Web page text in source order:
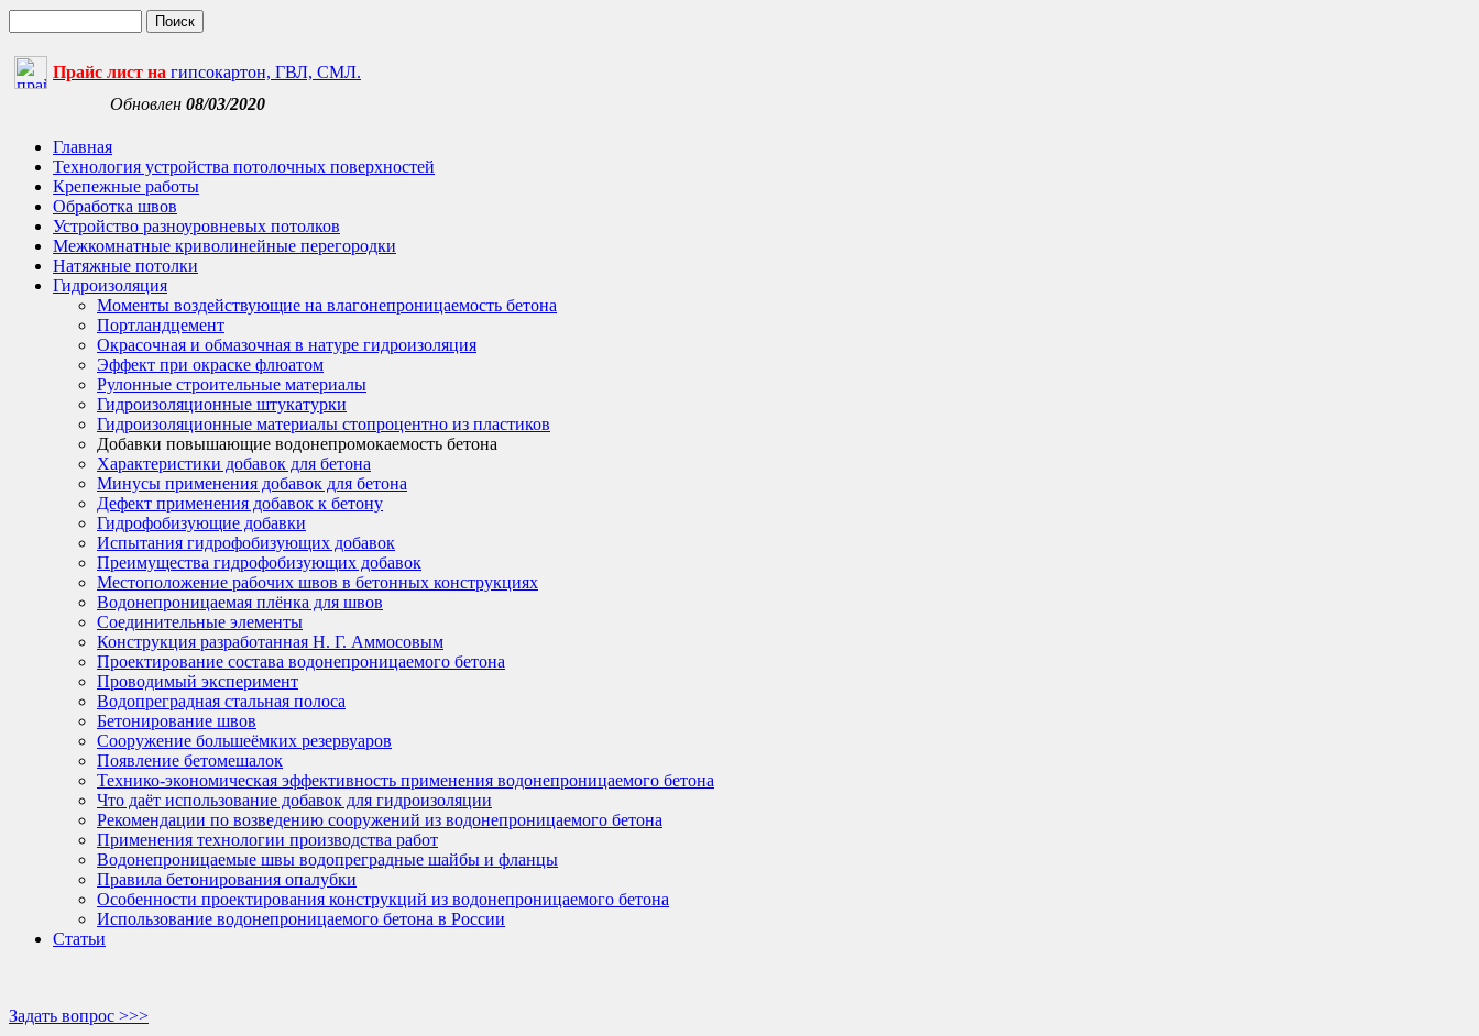
Прайс лист на гипсокартон, ГВЛ, СМЛ.
Обновлен 08/03/2020
Главная
Технология устройства потолочных поверхностей
Крепежные работы
Обработка швов
Устройство разноуровневых потолков
Межкомнатные криволинейные перегородки
Натяжные потолки
Гидроизоляция
Моменты воздействующие на влагонепроницаемость бетона
Портландцемент
Окрасочная и обмазочная в натуре гидроизоляция
Эффект при окраске флюатом
Рулонные строительные материалы
Гидроизоляционные штукатурки
Гидроизоляционные материалы стопроцентно из пластиков
Добавки повышающие водонепромокаемость бетона
Характеристики добавок для бетона
Минусы применения добавок для бетона
Дефект применения добавок к бетону
Гидрофобизующие добавки
Испытания гидрофобизующих добавок
Преимущества гидрофобизующих добавок
Местоположение рабочих швов в бетонных конструкциях
Водонепроницаемая плёнка для швов
Соединительные элементы
Конструкция разработанная Н. Г. Аммосовым
Проектирование состава водонепроницаемого бетона
Проводимый эксперимент
Водопреградная стальная полоса
Бетонирование швов
Сооружение большеёмких резервуаров
Появление бетомешалок
Технико-экономическая эффективность применения водонепроницаемого бетона
Что даёт использование добавок для гидроизоляции
Рекомендации по возведению сооружений из водонепроницаемого бетона
Применения технологии производства работ
Водонепроницаемые швы водопреградные шайбы и фланцы
Правила бетонирования опалубки
Особенности проектирования конструкций из водонепроницаемого бетона
Использование водонепроницаемого бетона в России
Статьи
Задать вопрос >>>